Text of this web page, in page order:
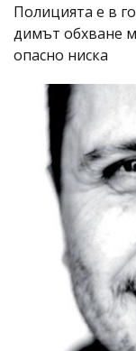
Полицията е в
димът обхване
опасно ниска